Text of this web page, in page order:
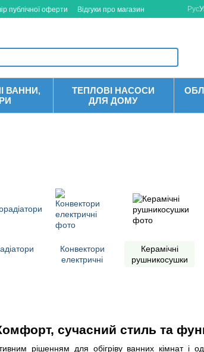
публічної оферти Відгуки про магазин Рус
ВАННИ,
ТЕПЛОВІ НАСОСИ
ДЛЯ ДОМУ
Конвектори
електричні
Керамічні
рушникосушки
сучасний стиль та
рішенням для обігріву ванних кімнат і